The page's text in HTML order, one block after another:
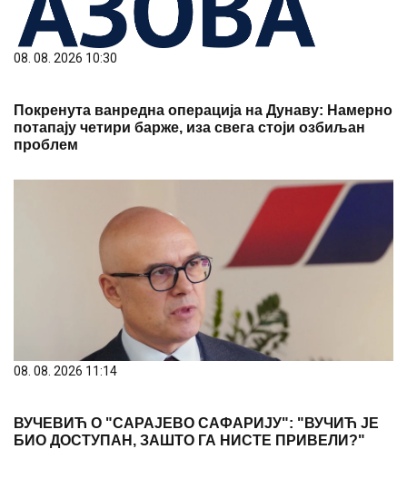
08. 08. 2026 10:30
Покренута ванредна операција на Дунаву: Намерно
потапају четири барже, иза свега стоји озбиљан
проблем
08. 08. 2026 11:14
ВУЧЕВИЋ О "САРАЈЕВО САФАРИЈУ": "ВУЧИЋ ЈЕ
БИО ДОСТУПАН, ЗАШТО ГА НИСТЕ ПРИВЕЛИ?"